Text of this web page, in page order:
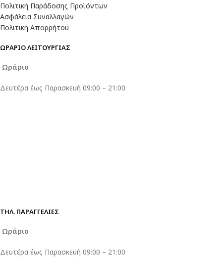
Πολιτική Παράδοσης Προϊόντων
Ασφάλεια Συναλλαγών
Πολιτική Απορρήτου
ΩΡΑΡΙΟ ΛΕΙΤΟΥΡΓΙΑΣ
Ωράριο
Δευτέρα έως Παρασκευή 09:00 – 21:00
ΤΗΛ. ΠΑΡΑΓΓΕΛΊΕΣ
Ωράριο
Δευτέρα έως Παρασκευή 09:00 – 21:00